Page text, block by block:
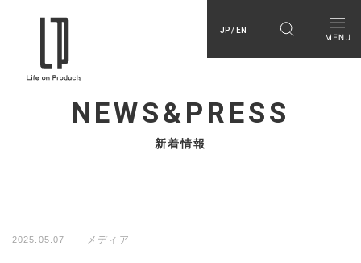
JP / EN
NEWS&PRESS
新着情報
2025.05.07 メディア